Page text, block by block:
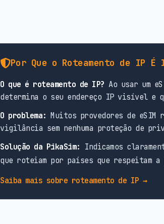
Por Que o Roteamento de IP
O que é roteamento de IP? Ao usar um
determina o seu endereço IP visível e
O problema: Muitos provedores de
vigilância sem nenhuma proteção de
Solução da PikaSim: Indicamos
que roteiam por países que respeitam
Saiba mais sobre roteamento de IP →